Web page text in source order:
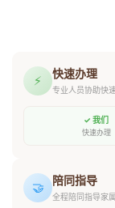
⚡ 快速办理
专业人员协助快
✓ 我们
快速办理
🤝 陪同指导
全程陪同指导家